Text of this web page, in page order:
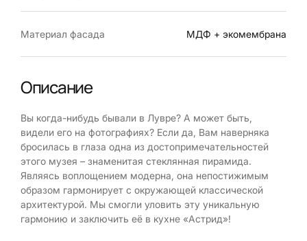
Материал фасада МДФ + экомембрана
Описание
Вы когда-нибудь бывали в Лувре? А может быть,
видели его на фотографиях? Если да, Вам наверняка
бросилась в глаза одна из достопримечательностей
этого музея – знаменитая стеклянная пирамида.
Являясь воплощением модерна, она непостижимым
образом гармонирует с окружающей классической
архитектурой. Мы смогли уловить эту уникальную
гармонию и заключить её в кухне «Астрид»!